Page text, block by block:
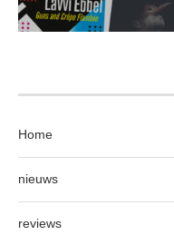
Home
nieuws
reviews